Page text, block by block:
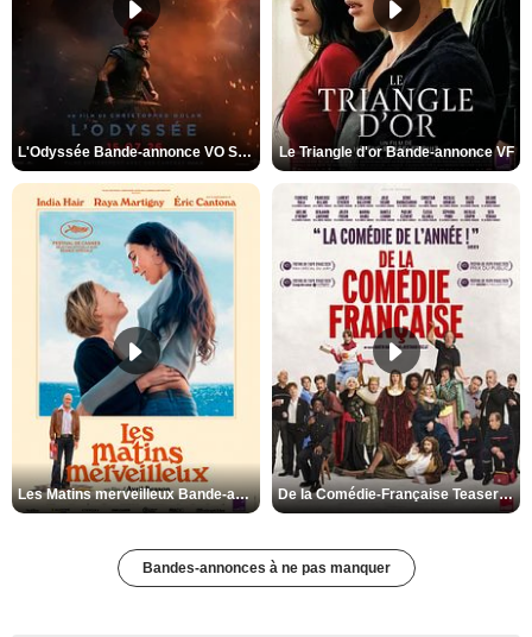
L'Odyssée Bande-annonce VO STFR Le Triangle d'or Bande-annonce VF
Les Matins merveilleux Bande-annonce VF De la Comédie-Française Teaser VF
Bandes-annonces à ne pas manquer